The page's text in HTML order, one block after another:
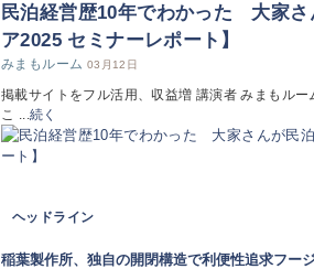
民泊経営歴10年でわかった 大家さ
ア2025 セミナーレポート】
みまもルーム 03月12日
掲載サイトをフル活用、収益増 講演者 みまも
こ ...続く
ヘッドライン
稲葉製作所、独自の開閉構造で利便性追求フー